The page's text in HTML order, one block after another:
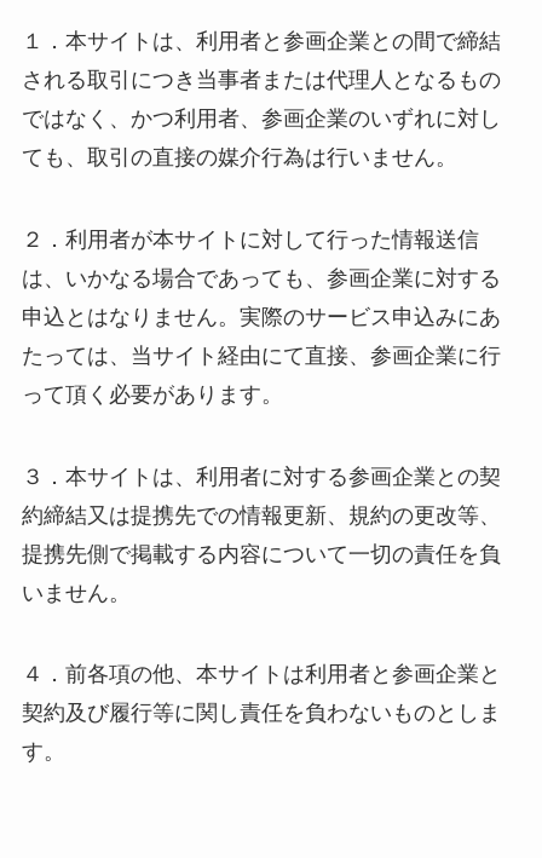
１．本サイトは、利用者と参画企業との間で締結
される取引につき当事者または代理人となるもの
ではなく、かつ利用者、参画企業のいずれに対し
ても、取引の直接の媒介行為は行いません。
２．利用者が本サイトに対して行った情報送信
は、いかなる場合であっても、参画企業に対する
申込とはなりません。実際のサービス申込みにあ
たっては、当サイト経由にて直接、参画企業に行
って頂く必要があります。
３．本サイトは、利用者に対する参画企業との契
約締結又は提携先での情報更新、規約の更改等、
提携先側で掲載する内容について一切の責任を負
いません。
４．前各項の他、本サイトは利用者と参画企業と
契約及び履行等に関し責任を負わないものとしま
す。